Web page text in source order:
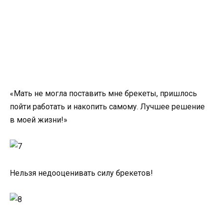
«Мать не могла поставить мне брекеты, пришлось
пойти работать и накопить самому. Лучшее решение
в моей жизни!»
Нельзя недооценивать силу брекетов!